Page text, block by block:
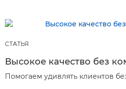
СТАТЬЯ
Высокое качество без
Помогаем удивлять клиентов